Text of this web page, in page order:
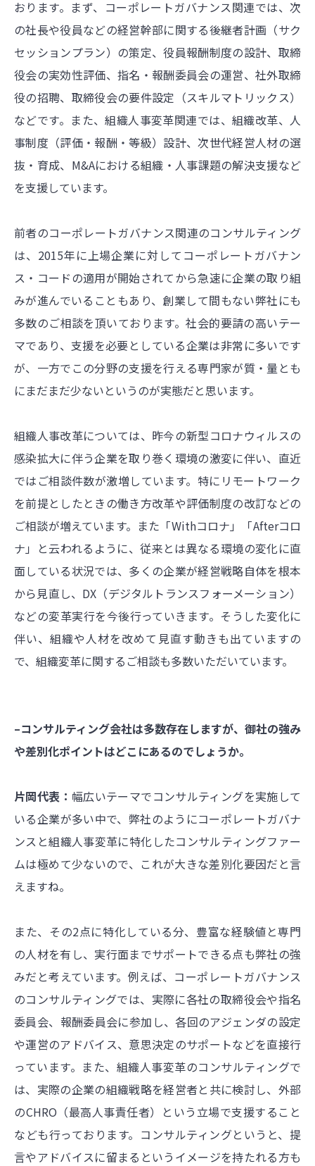
おります。まず、コーポレートガバナンス関連では、次
の社長や役員などの経営幹部に関する後継者計画（サク
セッションプラン）の策定、役員報酬制度の設計、取締
役会の実効性評価、指名・報酬委員会の運営、社外取締
役の招聘、取締役会の要件設定（スキルマトリックス）
などです。また、組織人事変革関連では、組織改革、人
事制度（評価・報酬・等級）設計、次世代経営人材の選
抜・育成、M&Aにおける組織・人事課題の解決支援など
を支援しています。
前者のコーポレートガバナンス関連のコンサルティング
は、2015年に上場企業に対してコーポレートガバナン
ス・コードの適用が開始されてから急速に企業の取り組
みが進んでいることもあり、創業して間もない弊社にも
多数のご相談を頂いております。社会的要請の高いテー
マであり、支援を必要としている企業は非常に多いです
が、一方でこの分野の支援を行える専門家が質・量とも
にまだまだ少ないというのが実態だと思います。
組織人事改革については、昨今の新型コロナウィルスの
感染拡大に伴う企業を取り巻く環境の激変に伴い、直近
ではご相談件数が激増しています。特にリモートワーク
を前提としたときの働き方改革や評価制度の改訂などの
ご相談が増えています。また「Withコロナ」「Afterコロ
ナ」と云われるように、従来とは異なる環境の変化に直
面している状況では、多くの企業が経営戦略自体を根本
から見直し、DX（デジタルトランスフォーメーション）
などの変革実行を今後行っていきます。そうした変化に
伴い、組織や人材を改めて見直す動きも出ていますの
で、組織変革に関するご相談も多数いただいています。
–コンサルティング会社は多数存在しますが、御社の強み
や差別化ポイントはどこにあるのでしょうか。
片岡代表： 幅広いテーマでコンサルティングを実施して
いる企業が多い中で、弊社のようにコーポレートガバナ
ンスと組織人事変革に特化したコンサルティングファー
ムは極めて少ないので、これが大きな差別化要因だと言
えますね。
また、その2点に特化している分、豊富な経験値と専門
の人材を有し、実行面までサポートできる点も弊社の強
みだと考えています。例えば、コーポレートガバナンス
のコンサルティングでは、実際に各社の取締役会や指名
委員会、報酬委員会に参加し、各回のアジェンダの設定
や運営のアドバイス、意思決定のサポートなどを直接行
っています。また、組織人事変革のコンサルティングで
は、実際の企業の組織戦略を経営者と共に検討し、外部
のCHRO（最高人事責任者）という立場で支援すること
なども行っております。コンサルティングというと、提
言やアドバイスに留まるというイメージを持たれる方も